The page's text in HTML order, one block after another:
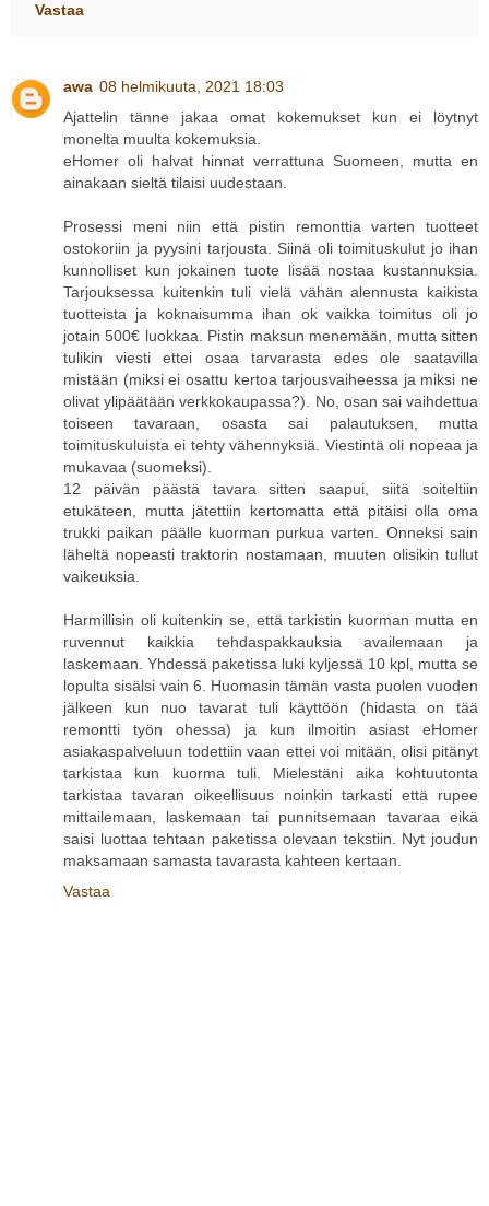
Vastaa
awa 08 helmikuuta, 2021 18:03
Ajattelin tänne jakaa omat kokemukset kun ei löytnyt
monelta muulta kokemuksia.
eHomer oli halvat hinnat verrattuna Suomeen, mutta en
ainakaan sieltä tilaisi uudestaan.
Prosessi meni niin että pistin remonttia varten tuotteet
ostokoriin ja pyysini tarjousta. Siinä oli toimituskulut jo ihan
kunnolliset kun jokainen tuote lisää nostaa kustannuksia.
Tarjouksessa kuitenkin tuli vielä vähän alennusta kaikista
tuotteista ja koknaisumma ihan ok vaikka toimitus oli jo
jotain 500€ luokkaa. Pistin maksun menemään, mutta sitten
tulikin viesti ettei osaa tarvarasta edes ole saatavilla
mistään (miksi ei osattu kertoa tarjousvaiheessa ja miksi ne
olivat ylipäätään verkkokaupassa?). No, osan sai vaihdettua
toiseen tavaraan, osasta sai palautuksen, mutta
toimituskuluista ei tehty vähennyksiä. Viestintä oli nopeaa ja
mukavaa (suomeksi).
12 päivän päästä tavara sitten saapui, siitä soiteltiin
etukäteen, mutta jätettiin kertomatta että pitäisi olla oma
trukki paikan päälle kuorman purkua varten. Onneksi sain
läheltä nopeasti traktorin nostamaan, muuten olisikin tullut
vaikeuksia.
Harmillisin oli kuitenkin se, että tarkistin kuorman mutta en
ruvennut kaikkia tehdaspakkauksia availemaan ja
laskemaan. Yhdessä paketissa luki kyljessä 10 kpl, mutta se
lopulta sisälsi vain 6. Huomasin tämän vasta puolen vuoden
jälkeen kun nuo tavarat tuli käyttöön (hidasta on tää
remontti työn ohessa) ja kun ilmoitin asiast eHomer
asiakaspalveluun todettiin vaan ettei voi mitään, olisi pitänyt
tarkistaa kun kuorma tuli. Mielestäni aika kohtuutonta
tarkistaa tavaran oikeellisuus noinkin tarkasti että rupee
mittailemaan, laskemaan tai punnitsemaan tavaraa eikä
saisi luottaa tehtaan paketissa olevaan tekstiin. Nyt joudun
maksamaan samasta tavarasta kahteen kertaan.
Vastaa